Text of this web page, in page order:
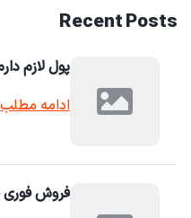
Recent Posts
پول لازم
ادامه مطلب
فروش فوری